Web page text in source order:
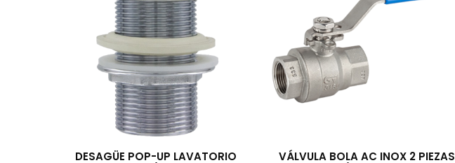
DESAGÜE POP-UP LAVATORIO
VÁLVULA BOLA AC INOX 2 PIEZAS